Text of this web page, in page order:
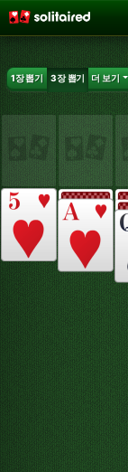
1장 뽑기 3장 뽑기 더 보기